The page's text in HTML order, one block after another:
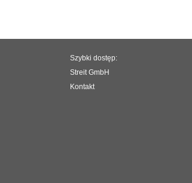
Szybki dostęp:
Streit GmbH
Kontakt